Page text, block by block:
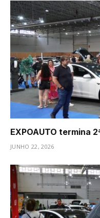
EXPOAUTO termina
JUNHO 22, 2026